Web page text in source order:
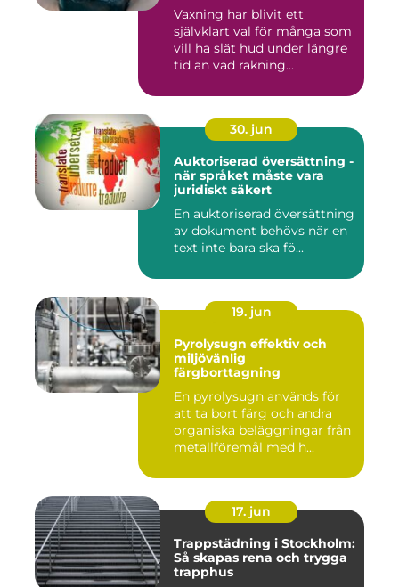
Vaxning har blivit ett
självklart val för många som
vill ha slät hud under längre
tid än vad rakning...
30. jun
Auktoriserad översättning -
när språket måste vara
juridiskt säkert
En auktoriserad översättning
av dokument behövs när en
text inte bara ska fö...
19. jun
Pyrolysugn effektiv och
miljövänlig
färgborttagning
En pyrolysugn används för
att ta bort färg och andra
organiska beläggningar från
metallföremål med h...
17. jun
Trappstädning i Stockholm:
Så skapas rena och trygga
trapphus